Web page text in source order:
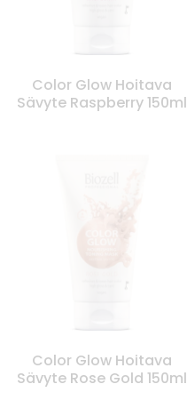
Color Glow Hoitava
Sävyte Raspberry 150ml
Color Glow Hoitava
Sävyte Rose Gold 150ml